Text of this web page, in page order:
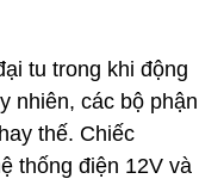
tu trong khi động
nhiên, các bộ phận
thế. Chiếc
thống điện 12V và